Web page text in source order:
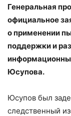
Генеральная
официальное
о применении
поддержки и
Юсупова.
Юсупов был
следственный